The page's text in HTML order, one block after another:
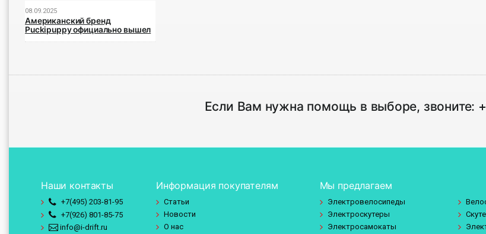
08.09.2025
Американский бренд
Puckipuppy официально вышел
Если Вам нужна помощь в выборе, звоните:
Наши контакты
+7(495) 203-81-95
+7(926) 801-85-75
info@i-drift.ru
Информация покупателям
Статьи
Новости
О нас
Мы предлагаем
Электровелосипеды
Электроскутеры
Электросамокаты